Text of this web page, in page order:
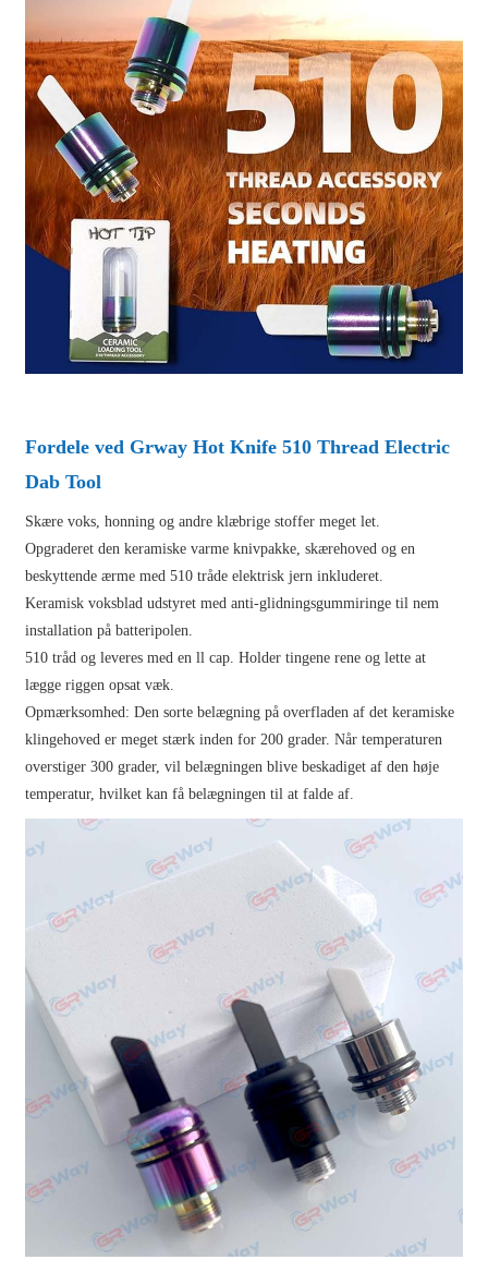
Fordele ved Grway Hot Knife 510 Thread Electric
Dab Tool
Skære voks, honning og andre klæbrige stoffer meget let.
Opgraderet den keramiske varme knivpakke, skærehoved og en
beskyttende ærme med 510 tråde elektrisk jern inkluderet.
Keramisk voksblad udstyret med anti-glidningsgummiringe til nem
installation på batteripolen.
510 tråd og leveres med en ll cap. Holder tingene rene og lette at
lægge riggen opsat væk.
Opmærksomhed: Den sorte belægning på overfladen af ​​det keramiske
klingehoved er meget stærk inden for 200 grader. Når temperaturen
overstiger 300 grader, vil belægningen blive beskadiget af den høje
temperatur, hvilket kan få belægningen til at falde af.